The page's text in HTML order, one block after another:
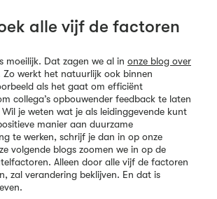
alle vijf de factoren
moeilijk. Dat zagen we al in onze blog over
Zo werkt het natuurlijk ook binnen
als het gaat om efficiënt
collega’s opbouwender feedback te laten
je weten wat je als leidinggevende kunt
manier aan duurzame
te werken, schrijf je dan in op onze
volgende blogs zoomen we in op de
Alleen door alle vijf de factoren
zal verandering beklijven. En dat is